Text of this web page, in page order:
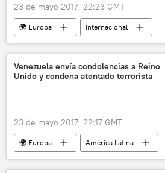
23 de mayo 2017, 22:23 GMT
🌍 Europa
Internacional
bombardeos
noticias
Venezuela envía condolencias a Reino
Unido y condena atentado terrorista
23 de mayo 2017, 22:17 GMT
🌍 Europa
América Latina
Internacional
Reino Unido